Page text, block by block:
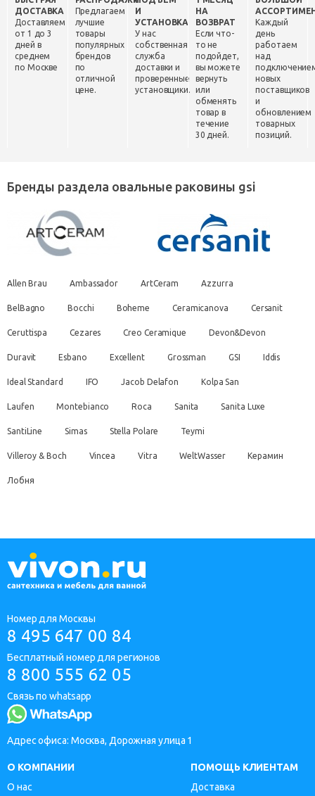
ДОСТАВКА
Доставляем
от 1 до 3
дней в
среднем
по Москве
Предлагаем
лучшие
товары
популярных
брендов
по
отличной
цене.
И
УСТАНОВКА
У нас
собственная
служба
доставки и
проверенные
установщики.
НА
ВОЗВРАТ
Если что-
то не
подойдет,
вы можете
вернуть
или
обменять
товар в
течение
30 дней.
Каждый
день
работаем
над
новых
поставщиков
и
обновлением
товарных
позиций.
Бренды раздела овальные раковины gsi
Allen Brau Ambassador ArtCeram Azzurra
BelBagno Bocchi Boheme Ceramicanova Cersanit
Ceruttispa Cezares Creo Ceramique Devon&Devon
Duravit Esbano Excellent Grossman GSI Iddis
Ideal Standard IFO Jacob Delafon Kolpa San
Laufen Montebianco Roca Sanita Sanita Luxe
SantiLine Simas Stella Polare Teymi
Villeroy & Boch Vincea Vitra WeltWasser Керамин
Лобня
Номер для Москвы
8 495 647 00 84
Бесплатный номер для регионов
8 800 555 62 05
Связь по whatsapp
Адрес офиса: Москва, Дорожная улица 1
О КОМПАНИИ
О нас
ПОМОЩЬ КЛИЕНТАМ
Доставка